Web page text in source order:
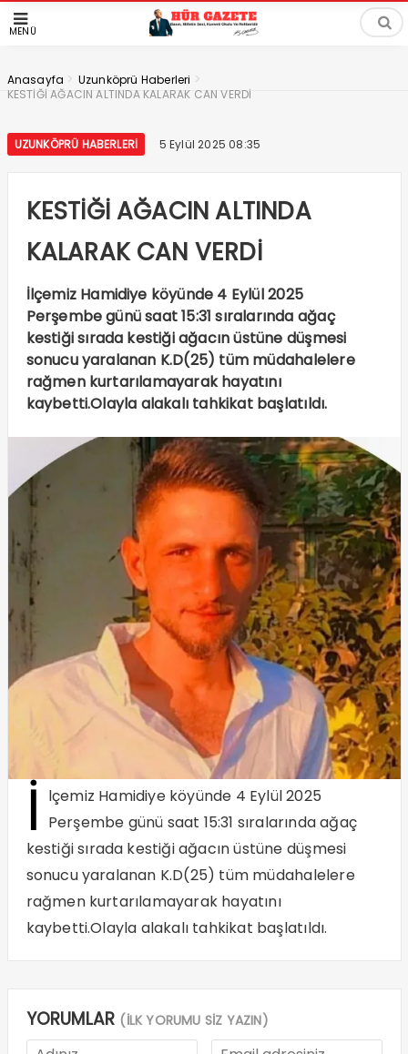
MENÜ
Anasayfa > Uzunköprü Haberleri >
KESTİĞİ AĞACIN ALTINDA KALARAK CAN VERDİ
UZUNKÖPRÜ HABERLERI 5 Eylül 2025 08:35
KESTİĞİ AĞACIN ALTINDA
KALARAK CAN VERDİ
İlçemiz Hamidiye köyünde 4 Eylül 2025
Perşembe günü saat 15:31 sıralarında ağaç
kestiği sırada kestiği ağacın üstüne düşmesi
sonucu yaralanan K.D(25) tüm müdahalelere
rağmen kurtarılamayarak hayatını
kaybetti.Olayla alakalı tahkikat başlatıldı.
İ lçemiz Hamidiye köyünde 4 Eylül 2025
Perşembe günü saat 15:31 sıralarında ağaç
kestiği sırada kestiği ağacın üstüne düşmesi
sonucu yaralanan K.D(25) tüm müdahalelere
rağmen kurtarılamayarak hayatını
kaybetti.Olayla alakalı tahkikat başlatıldı.
YORUMLAR (İLK YORUMU SİZ YAZIN)